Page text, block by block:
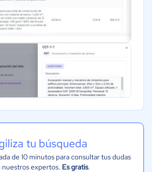
tu búsqueda
de 10 minutos para consultar tus dudas
nuestros expertos. Es gratis.